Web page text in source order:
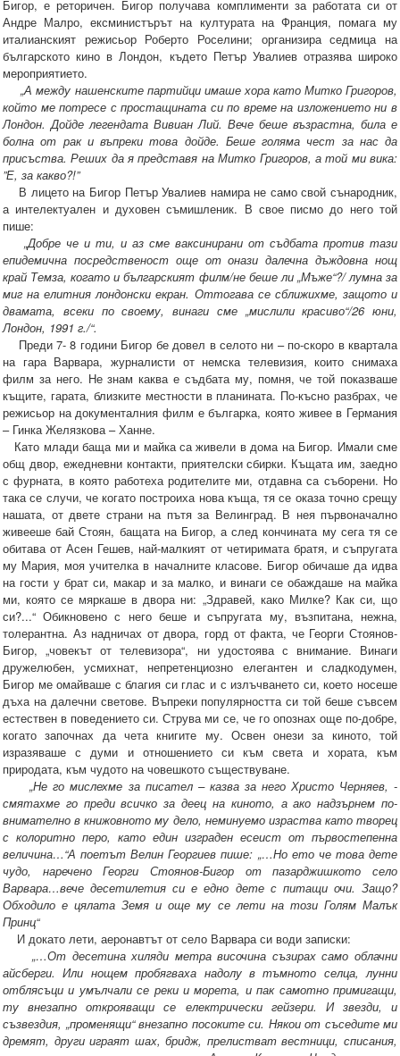
Бигор, е реторичен. Бигор получава комплименти за работата си от
Андре Малро, ексминистърът на културата на Франция, помага му
италианският режисьор Роберто Роселини; организира седмица на
българското кино в Лондон, където Петър Увалиев отразява широко
мероприятието.
„А между нашенските партийци имаше хора като Митко Григоров,
който ме потресе с простащината си по време на изложението ни в
Лондон. Дойде легендата Вивиан Лий. Вече беше възрастна, била е
болна от рак и въпреки това дойде. Беше голяма чест за нас да
присъства. Реших да я представя на Митко Григоров, а той ми вика:
”Е, за какво?!”
В лицето на Бигор Петър Увалиев намира не само свой сънародник,
а интелектуален и духовен съмишленик. В свое писмо до него той
пише:
„Добре че и ти, и аз сме ваксинирани от съдбата против тази
епидемична посредственост още от онази далечна дъждовна нощ
край Темза, когато и българският филм/не беше ли „Мъже“?/ лумна за
миг на елитния лондонски екран. Оттогава се сближихме, защото и
двамата, всеки по своему, винаги сме „мислили красиво“/26 юни,
Лондон, 1991 г./“.
Преди 7- 8 години Бигор бе довел в селото ни – по-скоро в квартала
на гара Варвара, журналисти от немска телевизия, които снимаха
филм за него. Не знам каква е съдбата му, помня, че той показваше
къщите, гарата, близките местности в планината. По-късно разбрах, че
режисьор на документалния филм е българка, която живее в Германия
– Гинка Желязкова – Ханне.
Като млади баща ми и майка са живели в дома на Бигор. Имали сме
общ двор, ежедневни контакти, приятелски сбирки. Къщата им, заедно
с фурната, в която работеха родителите ми, отдавна са съборени. Но
така се случи, че когато построиха нова къща, тя се оказа точно срещу
нашата, от двете страни на пътя за Велинград. В нея първоначално
живееше бай Стоян, бащата на Бигор, а след кончината му сега тя се
обитава от Асен Гешев, най-малкият от четиримата братя, и съпругата
му Мария, моя учителка в началните класове. Бигор обичаше да идва
на гости у брат си, макар и за малко, и винаги се обаждаше на майка
ми, която се мяркаше в двора ни: „Здравей, како Милке? Как си, що
си?...“ Обикновено с него беше и съпругата му, възпитана, нежна,
толерантна. Аз надничах от двора, горд от факта, че Георги Стоянов-
Бигор, „човекът от телевизора“, ни удостоява с внимание. Винаги
дружелюбен, усмихнат, непретенциозно елегантен и сладкодумен,
Бигор ме омайваше с благия си глас и с излъчването си, което носеше
дъха на далечни светове. Въпреки популярността си той беше съвсем
естествен в поведението си. Струва ми се, че го опознах още по-добре,
когато започнах да чета книгите му. Освен онези за киното, той
изразяваше с думи и отношението си към света и хората, към
природата, към чудото на човешкото съществуване.
„Не го мислехме за писател – казва за него Христо Черняев, -
смятахме го преди всичко за деец на киното, а ако надзърнем по-
внимателно в книжовното му дело, неминуемо израства като творец
с колоритно перо, като един изграден есеист от първостепенна
величина…“А поетът Велин Георгиев пише: „…Но ето че това дете
чудо, наречено Георги Стоянов-Бигор от пазарджишкото село
Варвара…вече десетилетия си е едно дете с питащи очи. Защо?
Обходило е цялата Земя и още му се лети на този Голям Малък
Принц“
И докато лети, аеронавтът от село Варвара си води записки:
„…От десетина хиляди метра височина съзирах само облачни
айсберги. Или нощем пробягваха надолу в тъмното селца, лунни
отблясъци и умълчали се реки и морета, и пак самотно примигащи,
ту внезапно открояващи се електрически гейзери. И звезди, и
съзвездия, „променящи“ внезапно посоките си. Някои от съседите ми
дремят, други играят шах, бридж, прелистват вестници, списания,